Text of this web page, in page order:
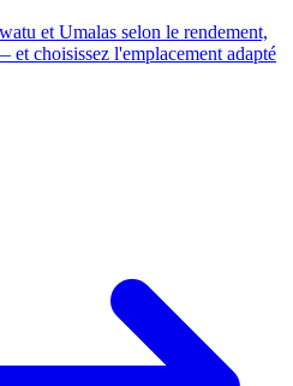
et Umalas selon le rendement,
choisissez l'emplacement adapté